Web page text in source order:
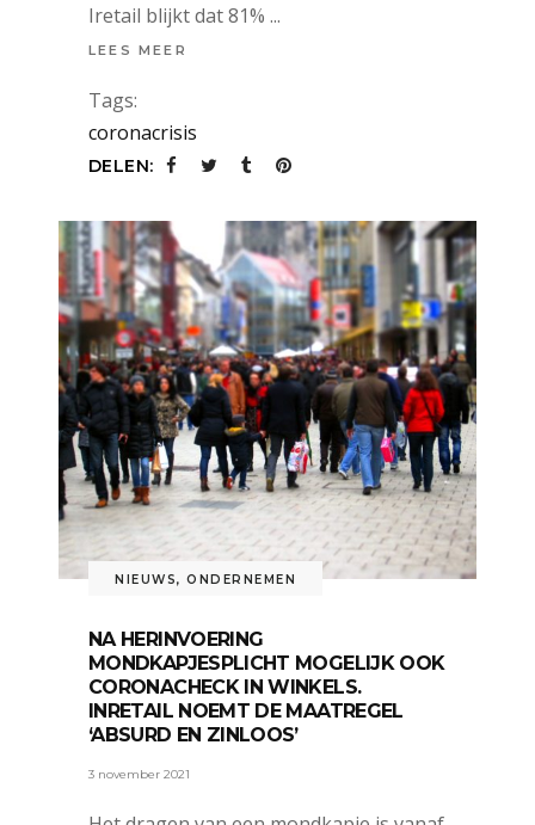
Iretail blijkt dat 81%
LEES MEER
Tags:
coronacrisis
DELEN:
NIEUWS, ONDERNEMEN
NA HERINVOERING
MONDKAPJESPLICHT MOGELIJK OOK
CORONACHECK IN WINKELS.
INRETAIL NOEMT DE MAATREGEL
‘ABSURD EN ZINLOOS’
3 november 2021